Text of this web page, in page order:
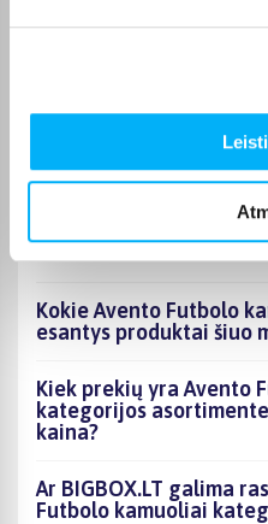
Aidas D.
trumpiausio ilgio, po ...
DUK
Kokie Avento Futbolo
esantys produktai šiuo
Kiek prekių yra Avento
kategorijos
kaina?
Ar BIGBOX.LT galima
Futbolo kamuoliai